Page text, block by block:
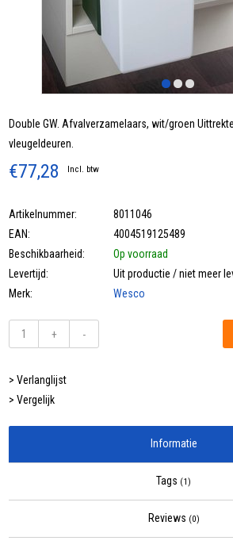
Double GW. Afvalverzamelaars, wit/groen
vleugeldeuren.
€77,28 Incl. btw
Artikelnummer:
8011046
EAN:
4004519125489
Beschikbaarheid:
Op voorraad
Levertijd:
Uit productie / niet meer
Merk:
Wesco
+ -
> Verlanglijst
> Vergelijk
Informatie
Tags (1)
Reviews (0)